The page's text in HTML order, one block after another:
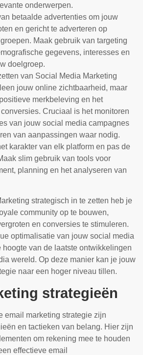
onderwerpen.
betaalde advertenties om jouw
en gericht te adverteren op
Maak gebruik van targeting
gegevens, interesses en
doelgroep.
van Social Media Marketing
jouw online zichtbaarheid, maar
merkbeleving en het
Cruciaal is het monitoren
van jouw social media campagnes
van aanpassingen waar nodig.
karakter van elk platform en pas de
slim gebruik van tools voor
planning en het analyseren van
strategisch in te zetten heb je
community op te bouwen,
en conversies te stimuleren.
optimalisatie van jouw social media
van de laatste ontwikkelingen
wereld. Op deze manier kan je jouw
naar een hoger niveau tillen.
strategieën
email marketing strategie zijn
en tactieken van belang. Hier zijn
om rekening mee te houden
effectieve email